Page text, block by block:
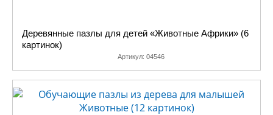
Деревянные пазлы для детей «Животные Африки» (6
картинок)
Артикул: 04546